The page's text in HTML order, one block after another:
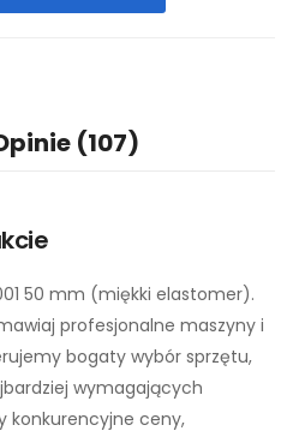
(107)
50 mm (miękki elastomer).
profesjonalne maszyny i
bogaty wybór sprzętu,
wymagających
konkurencyjne ceny,